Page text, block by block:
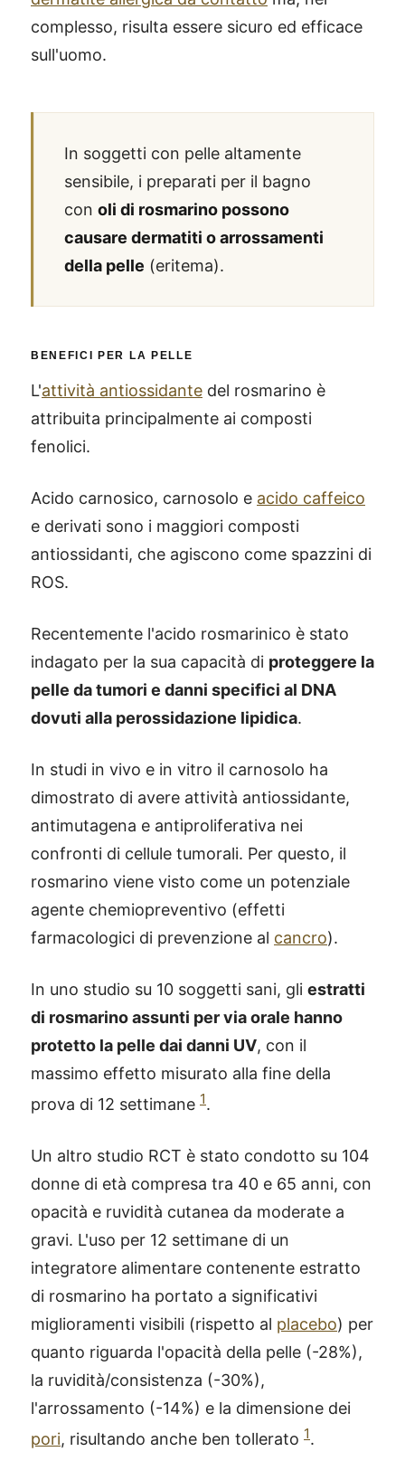
complesso, risulta essere sicuro ed efficace
sull'uomo.
In soggetti con pelle altamente
sensibile, i preparati per il bagno
con oli di rosmarino possono
causare dermatiti o arrossamenti
della pelle (eritema).
BENEFICI PER LA PELLE
L'attività antiossidante del rosmarino è
attribuita principalmente ai composti
fenolici.
Acido carnosico, carnosolo e acido caffeico
e derivati sono i maggiori composti
antiossidanti, che agiscono come spazzini di
ROS.
Recentemente l'acido rosmarinico è stato
indagato per la sua capacità di proteggere la
pelle da tumori e danni specifici al DNA
dovuti alla perossidazione lipidica.
In studi in vivo e in vitro il carnosolo ha
dimostrato di avere attività antiossidante,
antimutagena e antiproliferativa nei
confronti di cellule tumorali. Per questo, il
rosmarino viene visto come un potenziale
agente chemiopreventivo (effetti
farmacologici di prevenzione al cancro).
In uno studio su 10 soggetti sani, gli estratti
di rosmarino assunti per via orale hanno
protetto la pelle dai danni UV, con il
massimo effetto misurato alla fine della
prova di 12 settimane 1.
Un altro studio RCT è stato condotto su 104
donne di età compresa tra 40 e 65 anni, con
opacità e ruvidità cutanea da moderate a
gravi. L'uso per 12 settimane di un
integratore alimentare contenente estratto
di rosmarino ha portato a significativi
miglioramenti visibili (rispetto al placebo) per
quanto riguarda l'opacità della pelle (-28%),
la ruvidità/consistenza (-30%),
l'arrossamento (-14%) e la dimensione dei
pori, risultando anche ben tollerato 1.